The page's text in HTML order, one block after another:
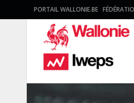
PORTAIL WALLONIE.BE